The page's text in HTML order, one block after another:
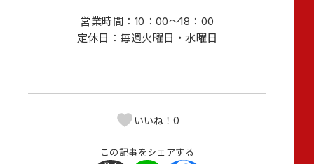
営業時間：10：00～18：00
定休日：毎週火曜日・水曜日
いいね！ 0
この記事をシェアする